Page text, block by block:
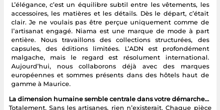
L’élégance, c’est un équilibre subtil entre les vêtements, les
accessoires, les matières et les détails. Dès le départ, c’était
clair. Je ne voulais pas être perçue uniquement comme de
l’artisanat engagé. Niama est une marque de mode à part
entière. Nous travaillons des collections structurées, des
capsules, des éditions limitées. L’ADN est profondément
malgache, mais le regard est résolument international.
Aujourd’hui, nous collaborons déjà avec des marques
européennes et sommes présents dans des hôtels haut de
gamme à Maurice.
La dimension humaine semble centrale dans votre démarche…
Totalement. Sans les artisanes, rien n’existerait. Chaque pièce